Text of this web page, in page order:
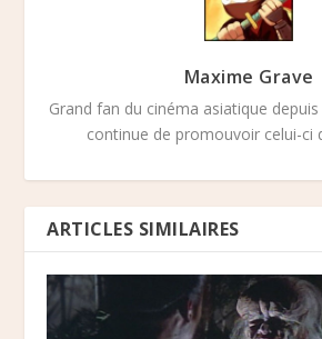
Maxime Grave
Grand fan du cinéma asiatique
continue de promouvoir celui-ci
ARTICLES SIMILAIRES